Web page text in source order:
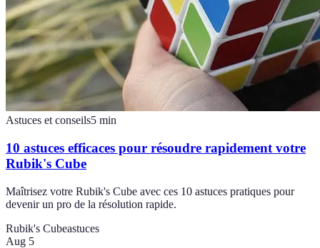
Astuces et conseils5 min
10 astuces efficaces pour résoudre rapidement votre
Rubik's Cube
Maîtrisez votre Rubik's Cube avec ces 10 astuces pratiques pour
devenir un pro de la résolution rapide.
Rubik's Cubeastuces
Aug 5